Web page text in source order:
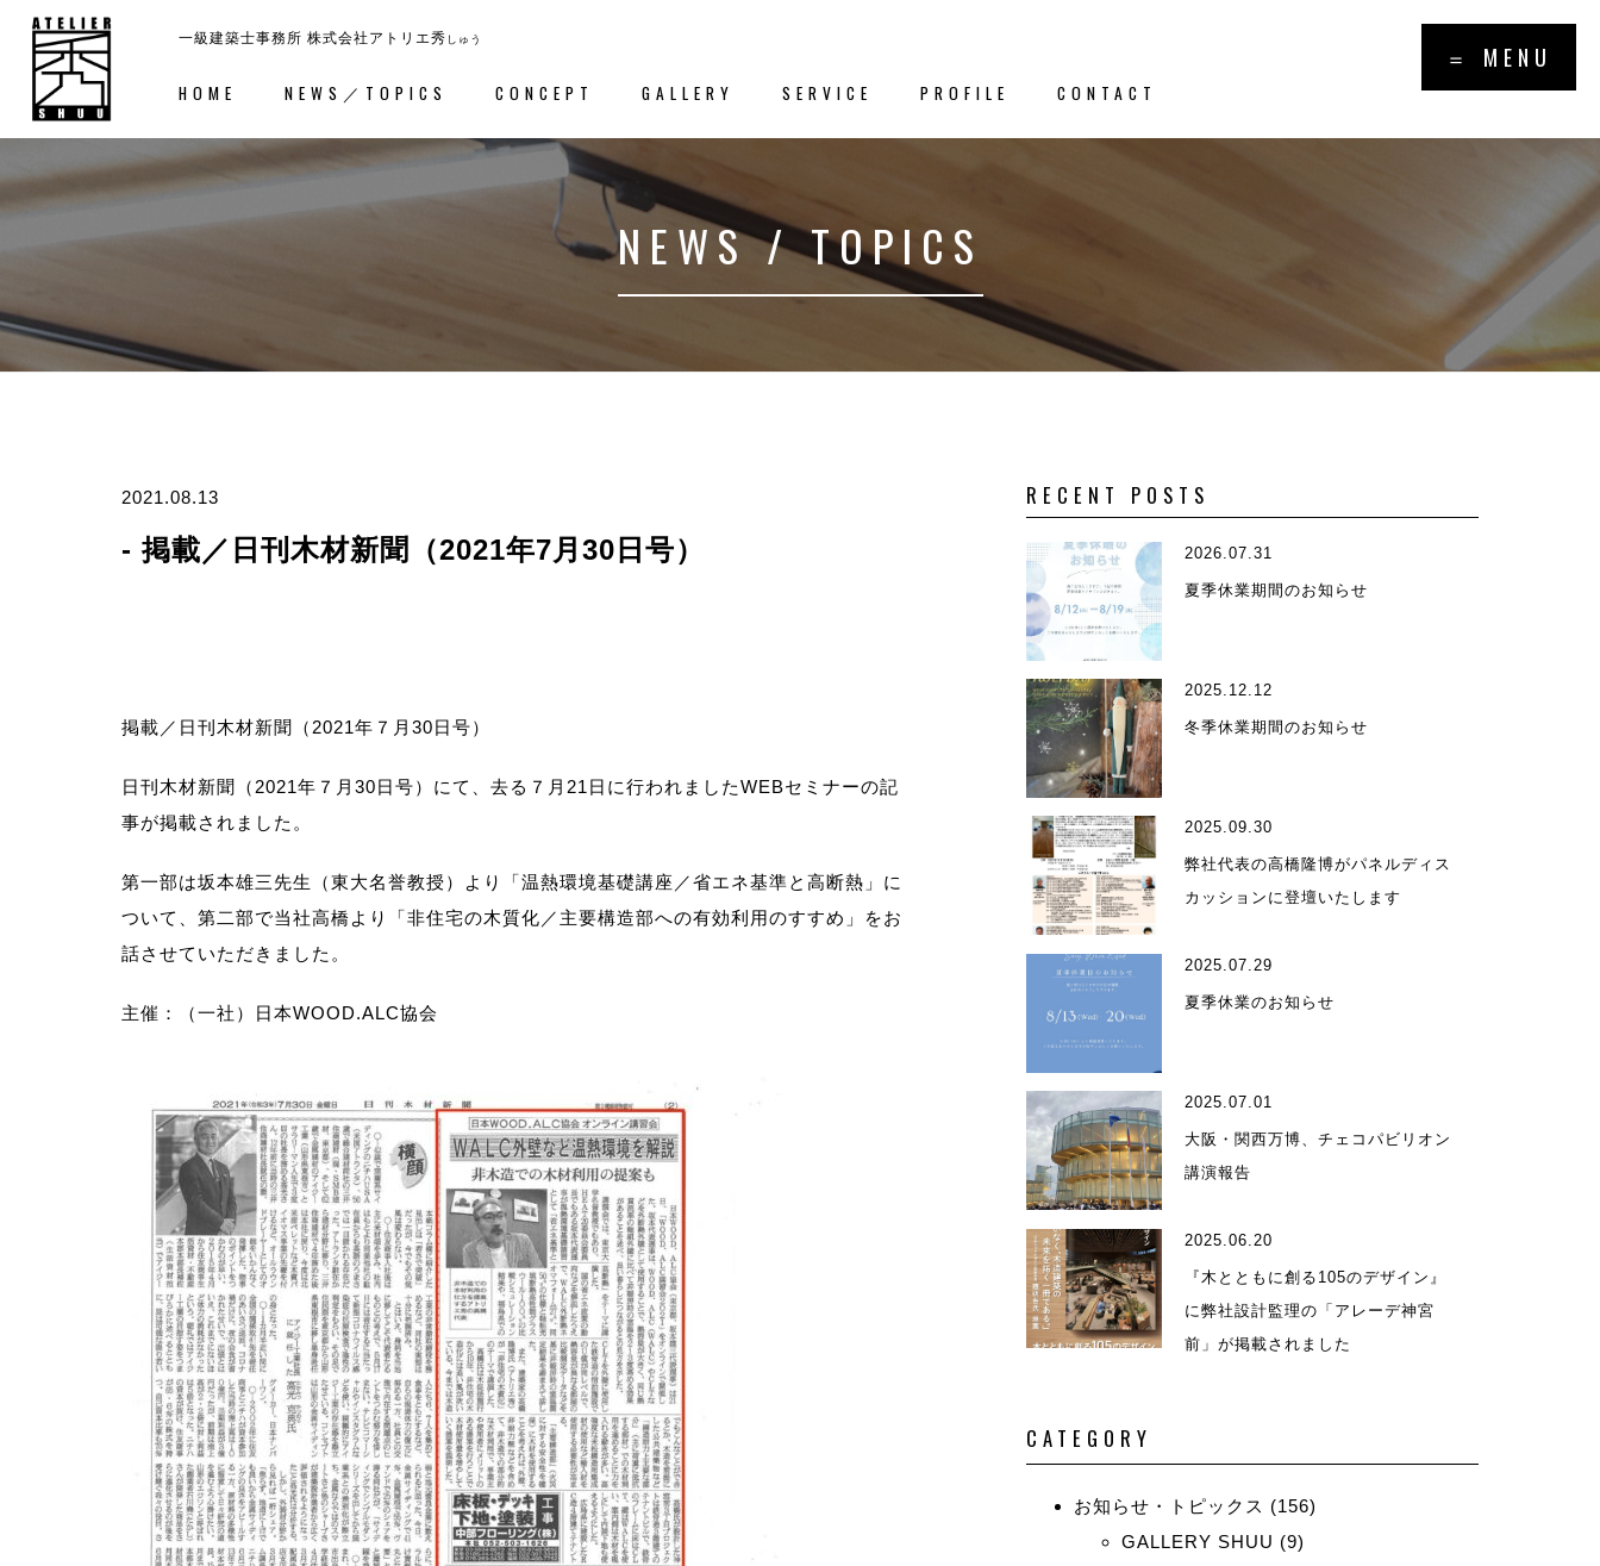
＝ MENU
一級建築士事務所 株式会社アトリエ秀 しゅう
HOME NEWS／TOPICS CONCEPT GALLERY SERVICE PROFILE CONTACT ×
ホーム
－HOME
新着情報・トピッ
クス
－NEWS／TOPICS
－CONCEPT
事例集
－GALLERY
事業案内 プロフィール
－PROFILE
実績・受賞歴
メディア掲載・出
演・講演等
NEWS / TOPICS
2021.08.13
- 掲載／日刊木材新聞（2021年7月30日号）
掲載／日刊木材新聞（2021年７月30日号）
日刊木材新聞（2021年７月30日号）にて、去る７月21日に行われましたWEBセミナーの記
事が掲載されました。
第一部は坂本雄三先生（東大名誉教授）より「温熱環境基礎講座／省エネ基準と高断熱」に
ついて、第二部で当社高橋より「非住宅の木質化／主要構造部への有効利用のすすめ」をお
話させていただきました。
主催：（一社）日本WOOD.ALC協会
RECENT POSTS
2026.07.31
夏季休業期間のお知らせ
2025.12.12
冬季休業期間のお知らせ
2025.09.30
弊社代表の高橋隆博がパネルディス
カッションに登壇いたします
2025.07.29
夏季休業のお知らせ
2025.07.01
大阪・関西万博、チェコパビリオン
講演報告
2025.06.20
『木とともに創る105のデザイン』
に弊社設計監理の「アレーデ神宮
前」が掲載されました
CATEGORY
お知らせ・トピックス (156)
GALLERY SHUU (9)